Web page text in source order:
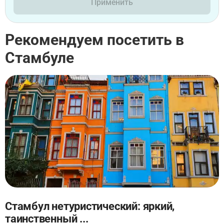
Применить
Рекомендуем посетить в
Стамбуле
Стамбул нетуристический: яркий,
таинственный ...